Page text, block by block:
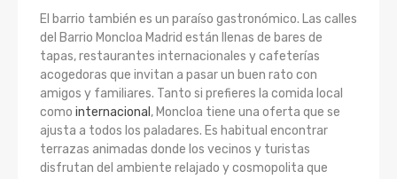
El barrio también es un paraíso gastronómico. Las calles
del Barrio Moncloa Madrid están llenas de bares de
tapas, restaurantes internacionales y cafeterías
acogedoras que invitan a pasar un buen rato con
amigos y familiares. Tanto si prefieres la comida local
como internacional , Moncloa tiene una oferta que se
ajusta a todos los paladares. Es habitual encontrar
terrazas animadas donde los vecinos y turistas
disfrutan del ambiente relajado y cosmopolita que